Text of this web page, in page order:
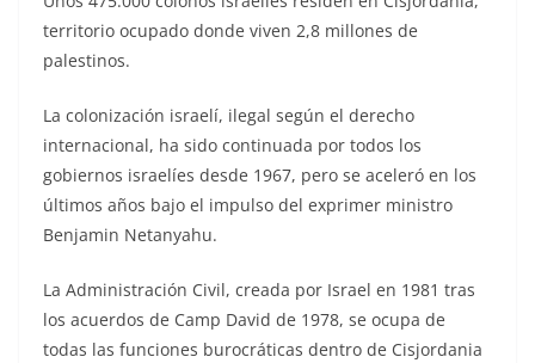
territorio ocupado donde viven 2,8 millones de
palestinos.
La colonización israelí, ilegal según el derecho
internacional, ha sido continuada por todos los
gobiernos israelíes desde 1967, pero se aceleró en los
últimos años bajo el impulso del exprimer ministro
Benjamin Netanyahu.
La Administración Civil, creada por Israel en 1981 tras
los acuerdos de Camp David de 1978, se ocupa de
todas las funciones burocráticas dentro de Cisjordania